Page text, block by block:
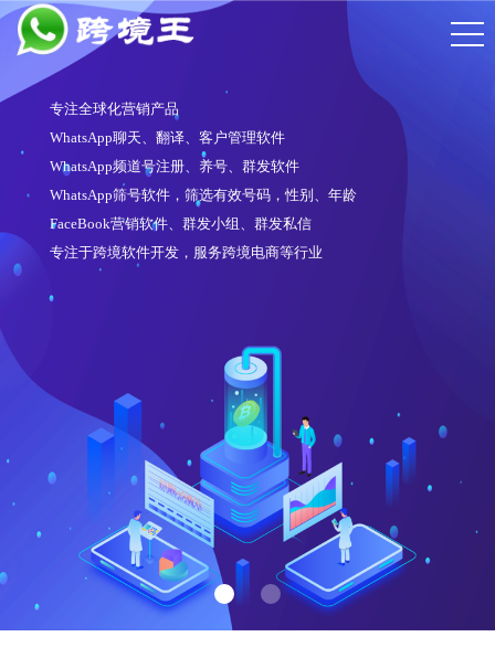
专注全球化营销产品
WhatsApp聊天、翻译、客户管理软件
WhatsApp频道号注册、养号、群发软件
WhatsApp筛号软件，筛选有效号码，性别、年龄
FaceBook营销软件、群发小组、群发私信
专注于跨境软件开发，服务跨境电商等行业